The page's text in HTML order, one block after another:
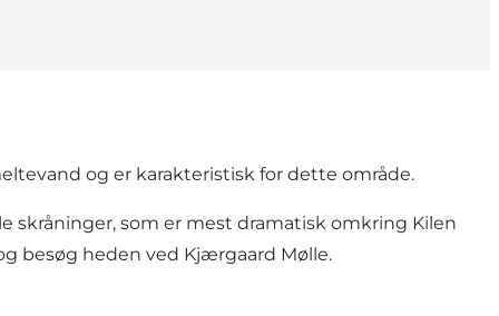
og er karakteristisk for dette område.
som er mest dramatisk omkring Kilen
besøg heden ved Kjærgaard Mølle.